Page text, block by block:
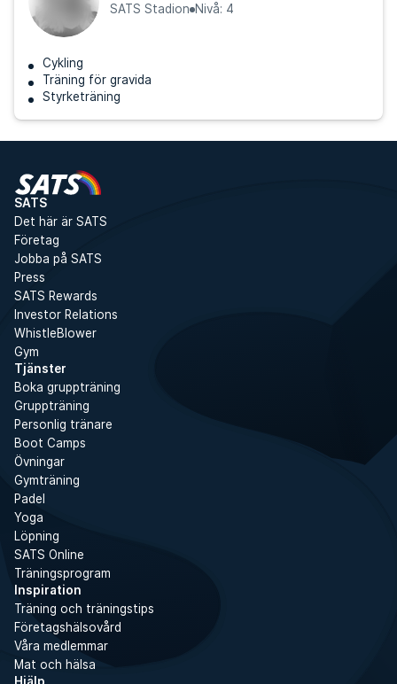
SATS Stadion Nivå: 4
Cykling
Träning för gravida
Styrketräning
SATS
Det här är SATS
Företag
Jobba på SATS
Press
SATS Rewards
Investor Relations
WhistleBlower
Gym
Tjänster
Boka gruppträning
Gruppträning
Personlig tränare
Boot Camps
Övningar
Gymträning
Padel
Yoga
Löpning
SATS Online
Träningsprogram
Inspiration
Träning och träningstips
Företagshälsovård
Våra medlemmar
Mat och hälsa